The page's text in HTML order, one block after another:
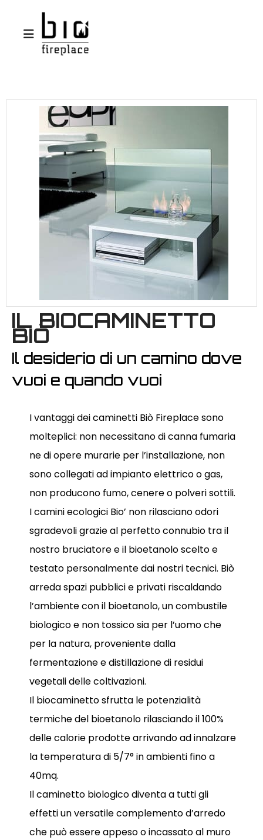
IL BIOCAMINETTO
BIÒ
Il desiderio di un camino dove
vuoi e quando vuoi
I vantaggi dei caminetti Biò Fireplace sono
molteplici: non necessitano di canna fumaria
ne di opere murarie per l’installazione, non
sono collegati ad impianto elettrico o gas,
non producono fumo, cenere o polveri sottili.
I camini ecologici Bio’ non rilasciano odori
sgradevoli grazie al perfetto connubio tra il
nostro bruciatore e il bioetanolo scelto e
testato personalmente dai nostri tecnici. Biò
arreda spazi pubblici e privati riscaldando
l’ambiente con il bioetanolo, un combustile
biologico e non tossico sia per l’uomo che
per la natura, proveniente dalla
fermentazione e distillazione di residui
vegetali delle coltivazioni.
Il biocaminetto sfrutta le potenzialità
termiche del bioetanolo rilasciando il 100%
delle calorie prodotte arrivando ad innalzare
la temperatura di 5/7° in ambienti fino a
40mq.
Il caminetto biologico diventa a tutti gli
effetti un versatile complemento d’arredo
che può essere appeso o incassato al muro